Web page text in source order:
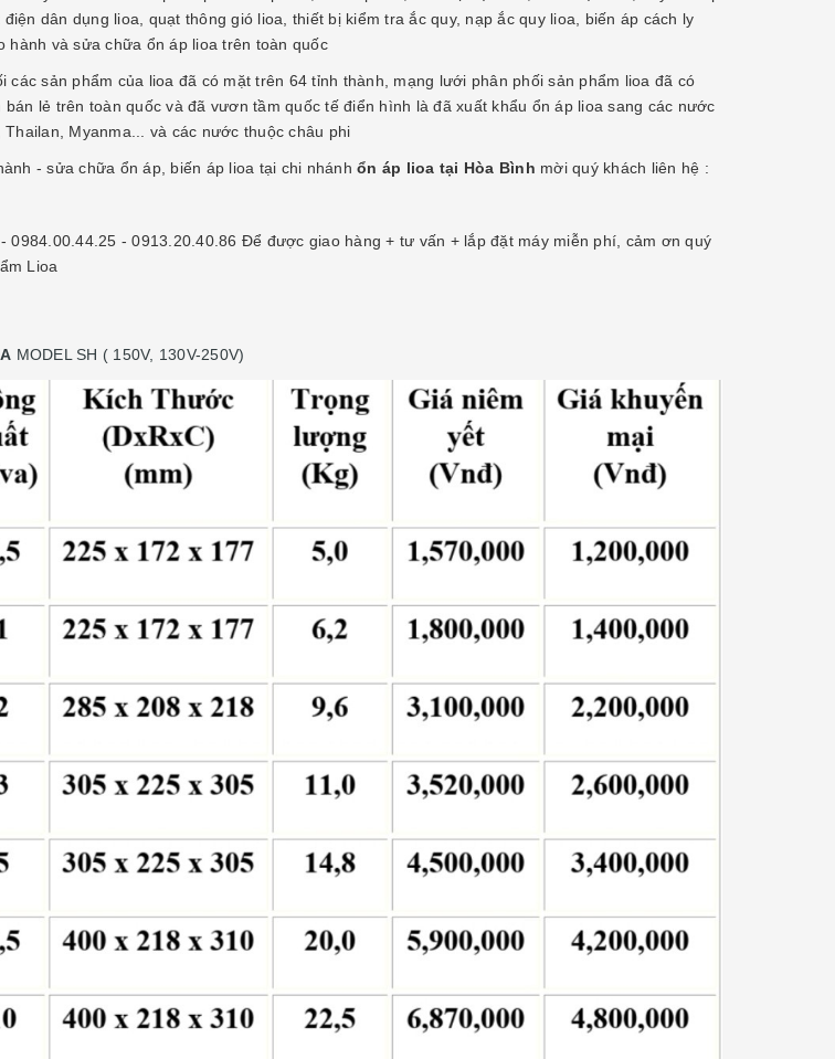
dân dụng lioa, quạt thông gió lioa, thiết bị kiểm tra ắc quy, nạp ắc quy lioa, biến áp cách ly
hành và sửa chữa ổn áp lioa trên toàn quốc
các sản phẩm của lioa đã có mặt trên 64 tỉnh thành, mạng lưới phân phối sản phẩm lioa đã có
bán lẻ trên toàn quốc và đã vươn tầm quốc tế điển hình là đã xuất khẩu ổn áp lioa sang các nước
Myanma... và các nước thuộc châu phi
- sửa chữa ổn áp, biến áp lioa tại chi nhánh ổn áp lioa tại Hòa Bình mời quý khách liên hệ :
0984.00.44.25 - 0913.20.40.86 Để được giao hàng + tư vấn + lắp đặt máy miễn phí, cảm ơn quý
Lioa
MODEL SH ( 150V, 130V-250V)